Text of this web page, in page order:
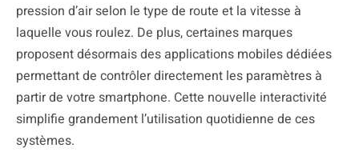
pression d’air selon le type de route et la vitesse à
laquelle vous roulez. De plus, certaines marques
proposent désormais des applications mobiles dédiées
permettant de contrôler directement les paramètres à
partir de votre smartphone. Cette nouvelle interactivité
simplifie grandement l’utilisation quotidienne de ces
systèmes.